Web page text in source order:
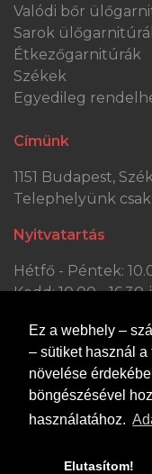
Ez a webhely –
– sütiket használ
növelése
böngészésével
használatához.
Elutasítom!
Valódi bőr
Sarok
Étkezőgarnitúrák
Székek
Egyedileg
Címünk
1151 Budapest,
Telephelyünk
Nyitvatartás
Hétfő - Péntek:
Kedd: 10.00 -
Vasárnap: ZÁRVA
Kapcsolat
Hívjon minket:
+36 70 363 0447